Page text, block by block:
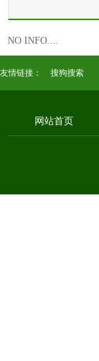
NO INFO....
友情链接： 搜狗搜索
网站首页